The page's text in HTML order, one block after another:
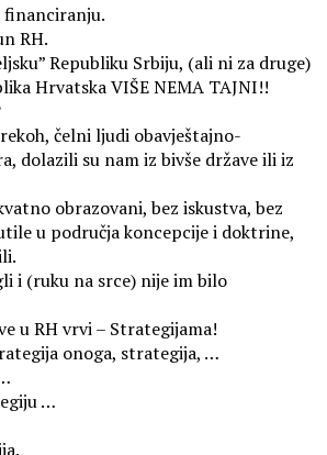
RH.
Republiku Srbiju, (ali ni za druge)
Hrvatska VIŠE NEMA TAJNI!!
čelni ljudi obavještajno-
dolazili su nam iz bivše države ili iz
obrazovani, bez iskustva, bez
u područja koncepcije i doktrine,
i (ruku na srce) nije im bilo
u RH vrvi – Strategijama!
onoga, strategija, …
…